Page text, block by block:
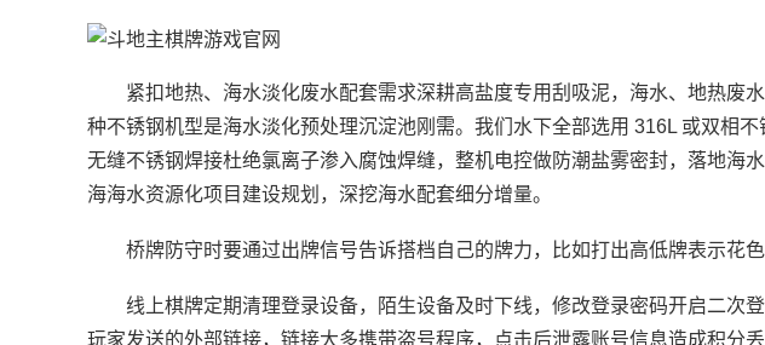
紧扣地热、海水淡化废水配套需求深耕高盐度专用刮吸泥，海水、地热废
种不锈钢机型是海水淡化预处理沉淀池刚需。我们水下全部选用 316L 或双相
无缝不锈钢焊接杜绝氯离子渗入腐蚀焊缝，整机电控做防潮盐雾密封，落地海
海海水资源化项目建设规划，深挖海水配套细分增量。
桥牌防守时要通过出牌信号告诉搭档自己的牌力，比如打出高低牌表示花
线上棋牌定期清理登录设备，陌生设备及时下线，修改登录密码开启二次
玩家发送的外部链接，链接大多携带盗号程序，点击后泄露账号信息造成积分